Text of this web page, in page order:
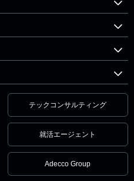
テックコンサルティング
就活エージェント
Adecco Group